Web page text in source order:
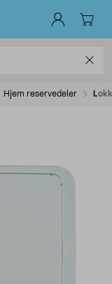
Hjem reservedeler